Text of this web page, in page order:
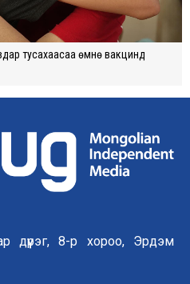
тусахаасаа өмнө вакцинд
дүүрэг, 8-р хороо, Эрдэм